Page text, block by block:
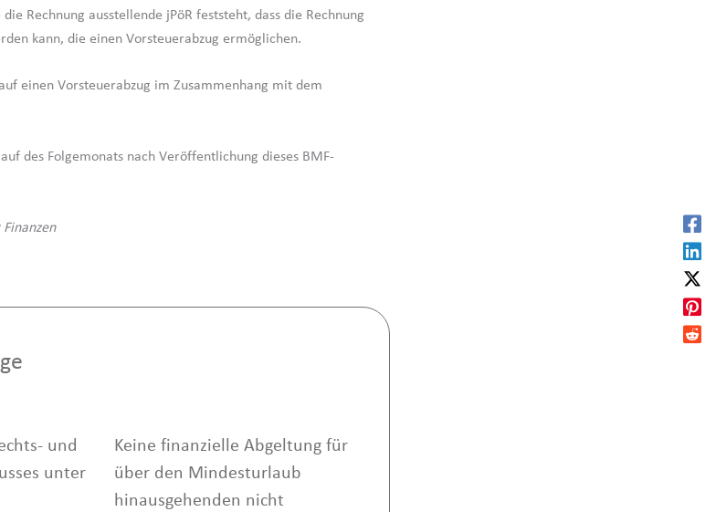
Rechnung ausstellende jPöR feststeht, dass die Rechnung
kann, die einen Vorsteuerabzug ermöglichen.
einen Vorsteuerabzug im Zusammenhang mit dem
des Folgemonats nach Veröffentlichung dieses BMF-
und
unter
Keine finanzielle Abgeltung für
über den Mindesturlaub
hinausgehenden nicht